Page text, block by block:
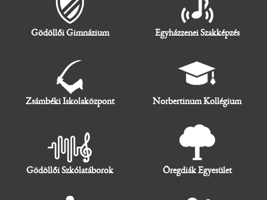
Gödöllői Gimnázium Egyházzenei Szakképzés
Zsámbéki Iskolaközpont Norbertinum Kollégium
Gödöllői Szkólatáborok Öregdiák Egyesület